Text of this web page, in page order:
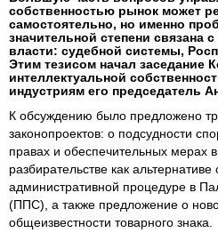
собственностью рынок может
самостоятельно, но именно
значительной степени связана
власти: судебной системы,
Этим тезисом начал заседание
интеллектуальной
индустриям его председатель
К обсуждению было предложено
законопроектов: о подсудности
правах и обеспечительных мерах
разбирательстве как
административной процедуре в
(ППС), а также предложение о
общеизвестности товарного знака.